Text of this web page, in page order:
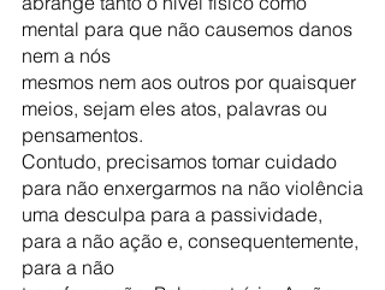
mental para que não causemos danos
nem a nós
mesmos nem aos outros por quaisquer
meios, sejam eles atos, palavras ou
pensamentos.
Contudo, precisamos tomar cuidado
para não enxergarmos na não violência
uma desculpa para a passividade,
para a não ação e, consequentemente,
para a não